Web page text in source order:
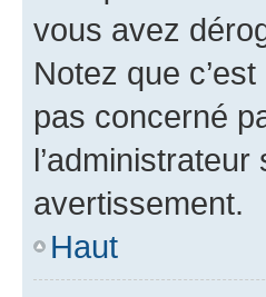
vous avez
Notez que
pas concerné
avertissement.
Haut